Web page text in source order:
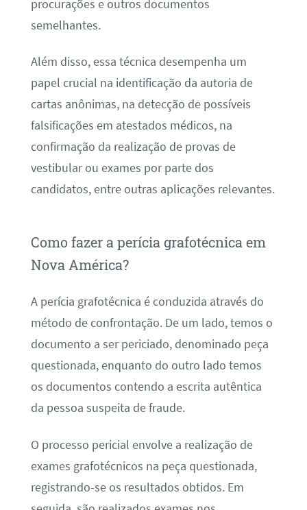
procurações e outros documentos
semelhantes.
Além disso, essa técnica desempenha um
papel crucial na identificação da autoria de
cartas anônimas, na detecção de possíveis
falsificações em atestados médicos, na
confirmação da realização de provas de
vestibular ou exames por parte dos
candidatos, entre outras aplicações relevantes.
Como fazer a perícia grafotécnica em
Nova América?
A perícia grafotécnica é conduzida através do
método de confrontação. De um lado, temos o
documento a ser periciado, denominado peça
questionada, enquanto do outro lado temos
os documentos contendo a escrita autêntica
da pessoa suspeita de fraude.
O processo pericial envolve a realização de
exames grafotécnicos na peça questionada,
registrando-se os resultados obtidos. Em